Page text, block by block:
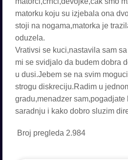
matorku koju su izjebala ona
stoji na nogama,matorka je
oduzela.
Vrativsi se kuci,nastavila sam
mi se svidjalo da budem dobra
u dusi.Jebem se na svim
strogu diskreciju.Radim u
gradu,menadzer sam,pogadjate
saradnju i kako dobro sluzim
Broj pregleda 2.984